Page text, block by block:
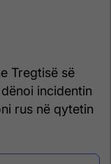
Tregtisë së
incidentin
rus në qytetin